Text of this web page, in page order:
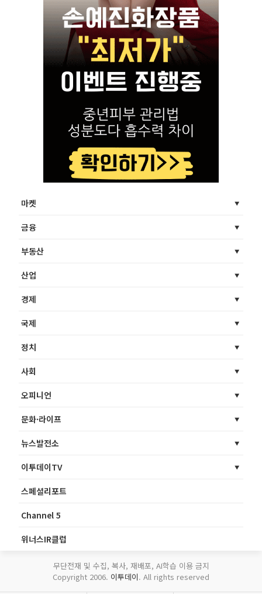
마켓
금융
부동산
산업
경제
국제
정치
사회
오피니언
문화·라이프
뉴스발전소
이투데이TV
스페셜리포트
Channel 5
위너스IR클럽
무단전재 및 수집, 복사, 재배포, AI학습 이용 금지
Copyright 2006. 이투데이. All rights reserved